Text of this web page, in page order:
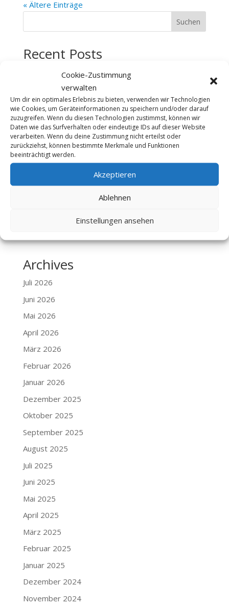
Cookie-Zustimmung
verwalten
Um dir ein optimales Erlebnis zu bieten, verwenden wir Technologien
wie Cookies, um Geräteinformationen zu speichern und/oder darauf
zuzugreifen. Wenn du diesen Technologien zustimmst, können wir
Daten wie das Surfverhalten oder eindeutige IDs auf dieser Website
verarbeiten. Wenn du deine Zustimmung nicht erteilst oder
zurückziehst, können bestimmte Merkmale und Funktionen
beeinträchtigt werden.
Akzeptieren
Ablehnen
Einstellungen ansehen
« Ältere Einträge
Suchen
Recent Posts
Schwere Unwetterschäden im Knoblauchsland –
Jetzt zählt schnelle Hilfe
Blick hinter die Kulissen des Bayerischen Landtags
#PirnerPacktAn – in der Gastronomie!
Interview Plenum TV: Finanzielle Bildung und
Ernährungstherapie im Fokus
Modern, leistungsfähig, zukunftsorientiert:
Polizeipräsidium Mittelfranken eröffnet sanierten
Hauptbau
Recent Comments
Archives
Juli 2026
Juni 2026
Mai 2026
April 2026
März 2026
Februar 2026
Januar 2026
Dezember 2025
Oktober 2025
September 2025
August 2025
Juli 2025
Juni 2025
Mai 2025
April 2025
März 2025
Februar 2025
Januar 2025
Dezember 2024
November 2024